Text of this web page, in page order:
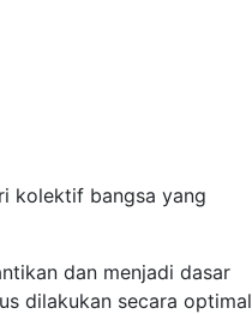
kolektif bangsa yang
dan menjadi dasar
dilakukan secara optimal